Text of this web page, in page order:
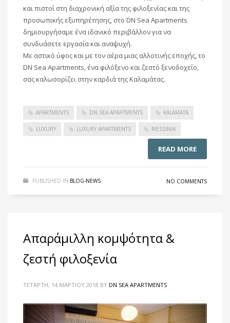
και πιστοί στη διαχρονική αξία της φιλοξενίας και της
προσωπικής εξυπηρέτησης, στο DN Sea Apartments
δημιουργήσαμε ένα ιδανικό περιβάλλον για να
συνδυάσετε εργασία και αναψυχή.
Με αστικό ύφος και με τον αέρα μιας αλλοτινής εποχής, το
DN Sea Apartments, ένα φιλόξενο και ζεστό ξενοδοχείο,
σας καλωσορίζει στην καρδιά της Καλαμάτας.
APARTMENTS DN SEA APARTMENTS KALAMATA
LUXURY LUXURY APARTMENTS MESSINIA
READ MORE
PUBLISHED IN BLOG-NEWS NO COMMENTS
Απαράμιλλη κομψότητα &
ζεστή φιλοξενία
ΤΕΤΆΡΤΗ, 14 ΜΑΡΤΊΟΥ 2018 BY DN SEA APARTMENTS